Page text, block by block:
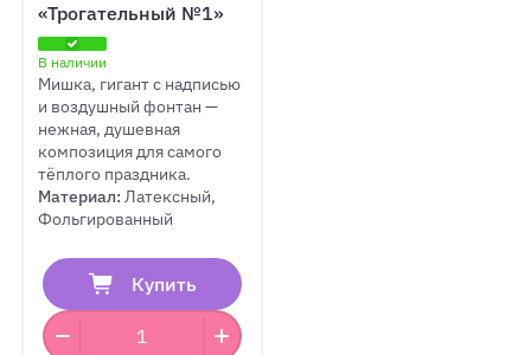
«Трогательный №1»
В наличии
Мишка, гигант с надписью
и воздушный фонтан —
нежная, душевная
композиция для самого
тёплого праздника.
Материал:Латексный,
Фольгированный
Купить